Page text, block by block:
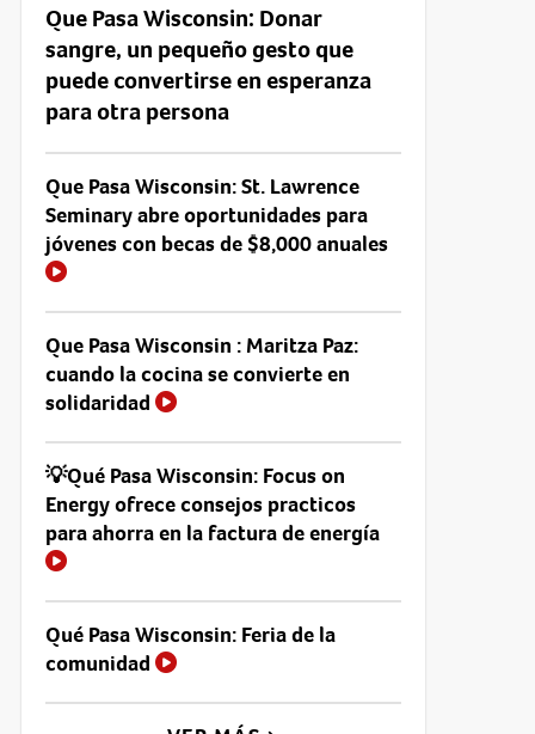
Que Pasa Wisconsin: Donar
sangre, un pequeño gesto que
puede convertirse en esperanza
para otra persona
Que Pasa Wisconsin: St. Lawrence
Seminary abre oportunidades para
jóvenes con becas de $8,000 anuales
Que Pasa Wisconsin : Maritza Paz:
cuando la cocina se convierte en
solidaridad
💡Qué Pasa Wisconsin: Focus on
Energy ofrece consejos practicos
para ahorra en la factura de energía
Qué Pasa Wisconsin: Feria de la
comunidad